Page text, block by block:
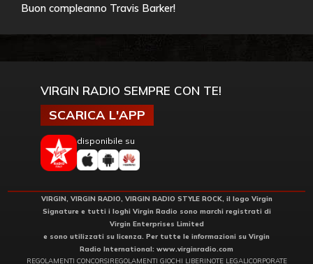
Buon compleanno Travis Barker!
VIRGIN RADIO SEMPRE CON TE!
SCARICA L'APP
disponibile su
VIRGIN, VIRGIN RADIO, VIRGIN RADIO STYLE ROCK, il logo Virgin
Signature e tutti i loghi Virgin Radio sono marchi registrati di
Virgin Enterprises Limited
e sono utilizzati su licenza. Per tutte le informazioni su Virgin
Radio International: www.virginradio.com
REGOLAMENTI CONCORSIREGOLAMENTI GIOCHI LIBERINOTE LEGALICORPORATE